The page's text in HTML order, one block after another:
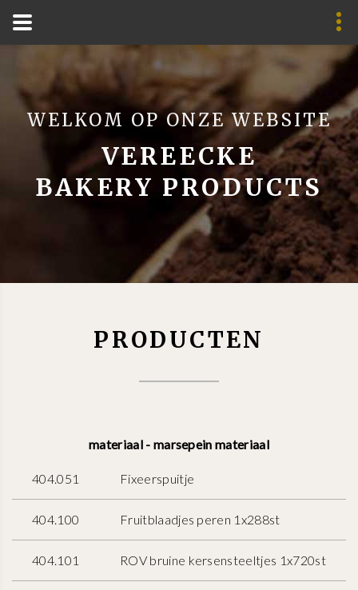
WELKOM OP ONZE WEBSITE
VEREECKE
BAKERY PRODUCTS
PRODUCTEN
materiaal - marsepein materiaal
404.051 Fixeerspuitje
404.100 Fruitblaadjes peren 1x288st
404.101 ROV bruine kersensteeltjes 1x720st